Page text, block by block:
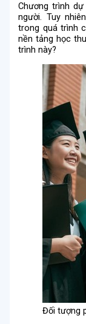
Chương trình
người. Tuy
trong quá trình
nền tảng học
trình này?
Đối tượng